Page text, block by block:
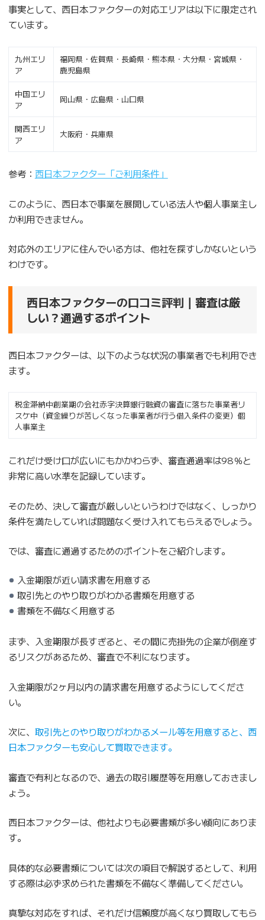
事実として、西日本ファクターの対応エリアは以下に限定され
ています。
九州エリ
ア
福岡県・佐賀県・長崎県・熊本県・大分県・宮城県・
鹿児島県
中国エリ
ア
岡山県・広島県・山口県
関西エリ
ア
大阪府・兵庫県
参考： 西日本ファクター「ご利用条件」
このように、西日本で事業を展開している法人や個人事業主し
か利用できません。
対応外のエリアに住んでいる方は、他社を探すしかないという
わけです。
西日本ファクターの口コミ評判｜審査は厳
しい？通過するポイント
西日本ファクターは、以下のような状況の事業者でも利用でき
ます。
税金滞納中創業期の会社赤字決算銀行融資の審査に落ちた事業者リ
スケ中（資金繰りが苦しくなった事業者が行う借入条件の変更）個
人事業主
これだけ受け口が広いにもかかわらず、審査通過率は98％と
非常に高い水準を記録しています。
そのため、決して審査が厳しいというわけではなく、しっかり
条件を満たしていれば問題なく受け入れてもらえるでしょう。
では、審査に通過するためのポイントをご紹介します。
入金期限が近い請求書を用意する
取引先とのやり取りがわかる書類を用意する
書類を不備なく用意する
まず、入金期限が長すぎると、その間に売掛先の企業が倒産す
るリスクがあるため、審査で不利になります。
入金期限が2ヶ月以内の請求書を用意するようにしてくださ
い。
次に、 取引先とのやり取りがわかるメール等を用意すると、西
日本ファクターも安心して買取できます。
審査で有利となるので、過去の取引履歴等を用意しておきまし
ょう。
西日本ファクターは、他社よりも必要書類が多い傾向にありま
す。
具体的な必要書類については次の項目で解説するとして、利用
する際は必ず求められた書類を不備なく準備してください。
真摯な対応をすれば、それだけ信頼度が高くなり買取してもら